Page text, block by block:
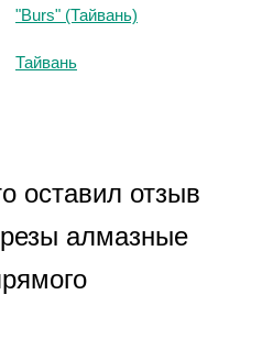
"Burs" (Тайвань)
Тайвань
оставил отзыв
алмазные